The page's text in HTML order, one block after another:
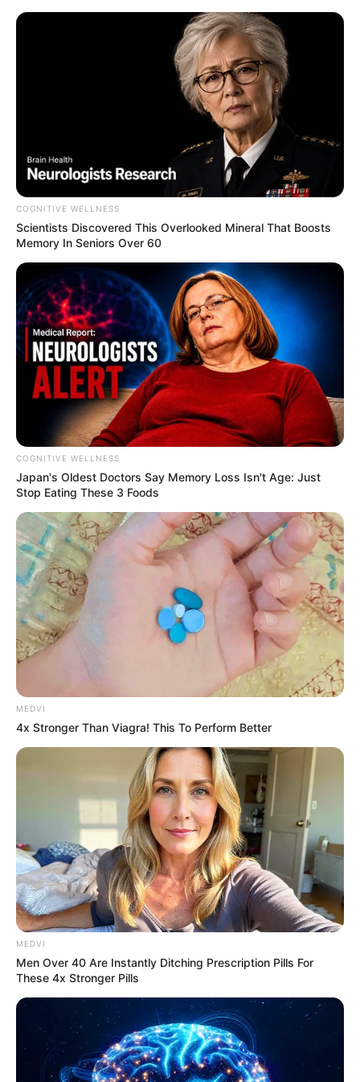
COGNITIVE WELLNESS
Scientists Discovered This Overlooked Mineral That Boosts
Memory In Seniors Over 60
COGNITIVE WELLNESS
Japan's Oldest Doctors Say Me​mory Lo​ss Isn't Age: Just
Stop Eating These 3 Foods
MEDVI
4x Stronger Than Viagra! This To Perform Better
MEDVI
Men Over 40 Are Instantly Ditching Prescription Pills For
These 4x Stronger Pills